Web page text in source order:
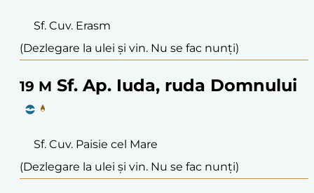
Sf. Cuv. Erasm
(Dezlegare la ulei și vin. Nu se fac nunți)
19 M Sf. Ap. Iuda, ruda Domnului
Sf. Cuv. Paisie cel Mare
(Dezlegare la ulei și vin. Nu se fac nunți)